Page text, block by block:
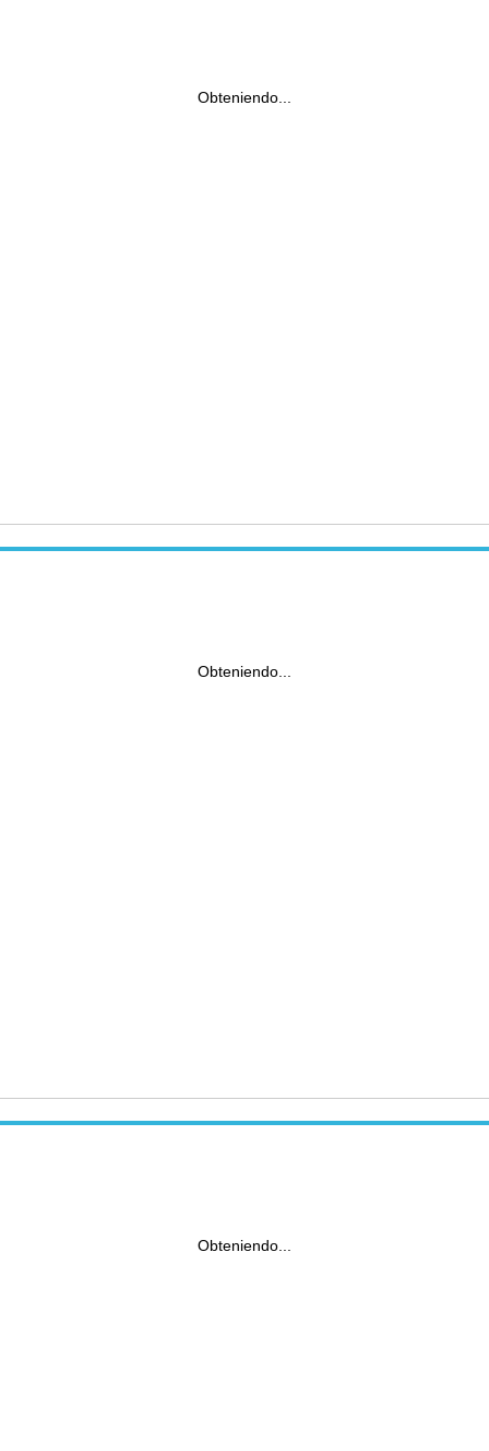
Obteniendo...
Obteniendo...
Obteniendo...